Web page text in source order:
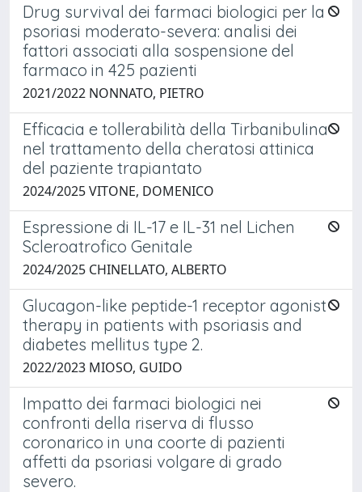
Drug survival dei farmaci biologici per la
psoriasi moderato-severa: analisi dei
fattori associati alla sospensione del
farmaco in 425 pazienti ​
2021/2022 NONNATO, PIETRO
Efficacia e tollerabilità della Tirbanibulina
nel trattamento della cheratosi attinica
del paziente trapiantato
2024/2025 VITONE, DOMENICO
Espressione di IL-17 e IL-31 nel Lichen
Scleroatrofico Genitale
2024/2025 CHINELLATO, ALBERTO
Glucagon-like peptide-1 receptor agonist
therapy in patients with psoriasis and
diabetes mellitus type 2.
2022/2023 MIOSO, GUIDO
Impatto dei farmaci biologici nei
confronti della riserva di flusso
coronarico in una coorte di pazienti
affetti da psoriasi volgare di grado
severo.